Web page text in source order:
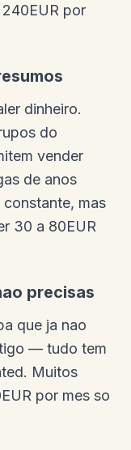
por
dinheiro.
do
vender
de anos
mas
30 a 80EUR
precisas
que ja nao
— tudo tem
Muitos
por mes so